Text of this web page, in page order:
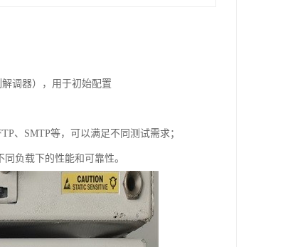
调器），用于初始配置
、SMTP等，可以满足不同测试需求；
负载下的性能和可靠性。